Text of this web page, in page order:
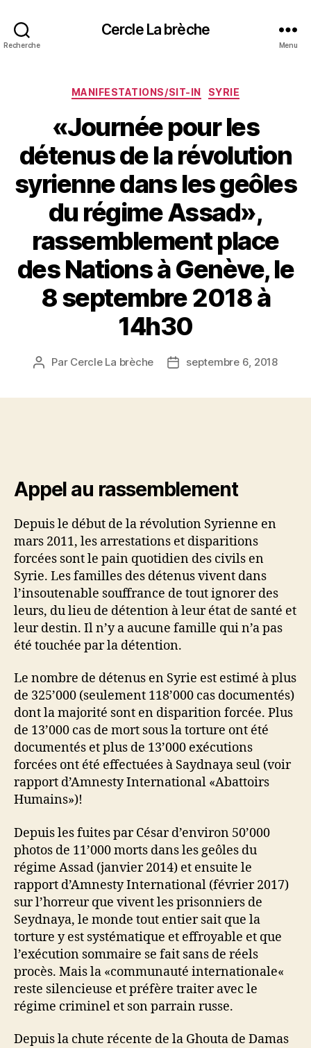
Recherche
Cercle La brèche
Menu
Catégories
MANIFESTATIONS/SIT-IN SYRIE
«Journée pour les
détenus de la révolution
syrienne dans les geôles
du régime Assad»,
rassemblement place
des Nations à Genève, le
8 septembre 2018 à
14h30
Auteur
Par Cercle La brèche
Dateseptembre 6, 2018
Appel au rassemblement
Depuis le début de la révolution Syrienne en
mars 2011, les arrestations et disparitions
forcées sont le pain quotidien des civils en
Syrie. Les familles des détenus vivent dans
l’insoutenable souffrance de tout ignorer des
leurs, du lieu de détention à leur état de santé et
leur destin. Il n’y a aucune famille qui n’a pas
été touchée par la détention.
Le nombre de détenus en Syrie est estimé à plus
de 325’000 (seulement 118’000 cas documentés)
dont la majorité sont en disparition forcée. Plus
de 13’000 cas de mort sous la torture ont été
documentés et plus de 13’000 exécutions
forcées ont été effectuées à Saydnaya seul (voir
rapport d’Amnesty International «Abattoirs
Humains»)!
Depuis les fuites par César d’environ 50’000
photos de 11’000 morts dans les geôles du
régime Assad (janvier 2014) et ensuite le
rapport d’Amnesty International (février 2017)
sur l’horreur que vivent les prisonniers de
Seydnaya, le monde tout entier sait que la
torture y est systématique et effroyable et que
l’exécution sommaire se fait sans de réels
procès. Mais la «communauté internationale«
reste silencieuse et préfère traiter avec le
régime criminel et son parrain russe.
Depuis la chute récente de la Ghouta de Damas